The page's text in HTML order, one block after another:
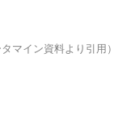
マイン資料より引用）